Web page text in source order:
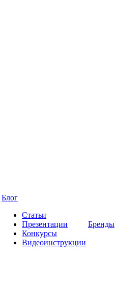
Блог
Статьи
Презентации
Конкурсы
Видеоинструкции
Бренды